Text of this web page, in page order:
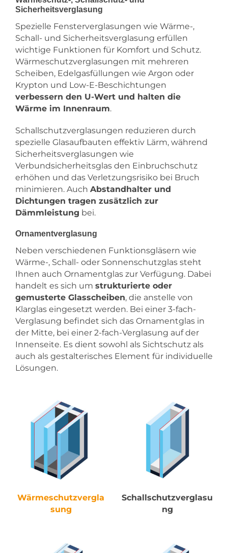
Sicherheitsverglasung
Spezielle Fensterverglasungen wie Wärme-,
Schall- und Sicherheitsverglasung erfüllen
wichtige Funktionen für Komfort und Schutz.
Wärmeschutzverglasungen mit mehreren
Scheiben, Edelgasfüllungen wie Argon oder
Krypton und Low-E-Beschichtungen
verbessern den U-Wert und halten die
Wärme im Innenraum.
Schallschutzverglasungen reduzieren durch
spezielle Glasaufbauten effektiv Lärm, während
Sicherheitsverglasungen wie
Verbundsicherheitsglas den Einbruchschutz
erhöhen und das Verletzungsrisiko bei Bruch
minimieren. Auch Abstandhalter und
Dichtungen tragen zusätzlich zur
Dämmleistung bei.
Ornamentverglasung
Neben verschiedenen Funktionsgläsern wie
Wärme-, Schall- oder Sonnenschutzglas steht
Ihnen auch Ornamentglas zur Verfügung. Dabei
handelt es sich um strukturierte oder
gemusterte Glasscheiben, die anstelle von
Klarglas eingesetzt werden. Bei einer 3-fach-
Verglasung befindet sich das Ornamentglas in
der Mitte, bei einer 2-fach-Verglasung auf der
Innenseite. Es dient sowohl als Sichtschutz als
auch als gestalterisches Element für individuelle
Lösungen.
Wärmeschutzvergla
sung
Schallschutzverglasu
ng